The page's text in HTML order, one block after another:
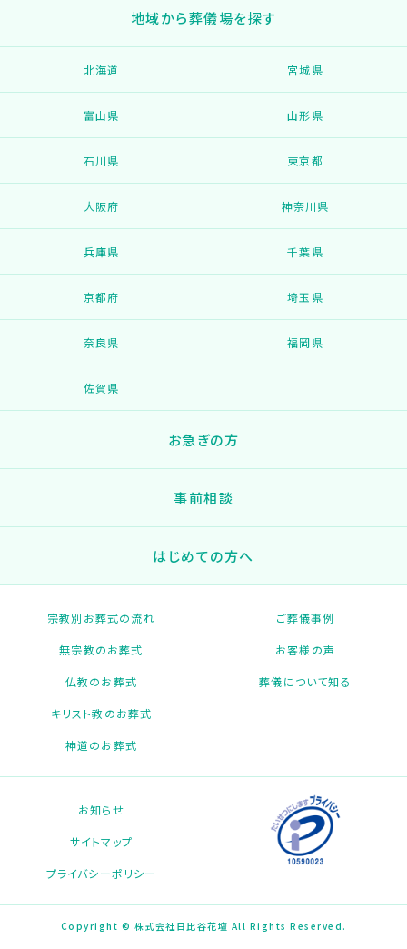
地域から葬儀場を探す
北海道 宮城県
富山県 山形県
石川県 東京都
大阪府 神奈川県
兵庫県 千葉県
京都府 埼玉県
奈良県 福岡県
佐賀県
お急ぎの方
事前相談
はじめての方へ
宗教別お葬式の流れ
無宗教のお葬式
仏教のお葬式
キリスト教のお葬式
神道のお葬式
ご葬儀事例
お客様の声
葬儀について知る
お知らせ
サイトマップ
プライバシーポリシー
Copyright © 株式会社日比谷花壇 All Rights Reserved.